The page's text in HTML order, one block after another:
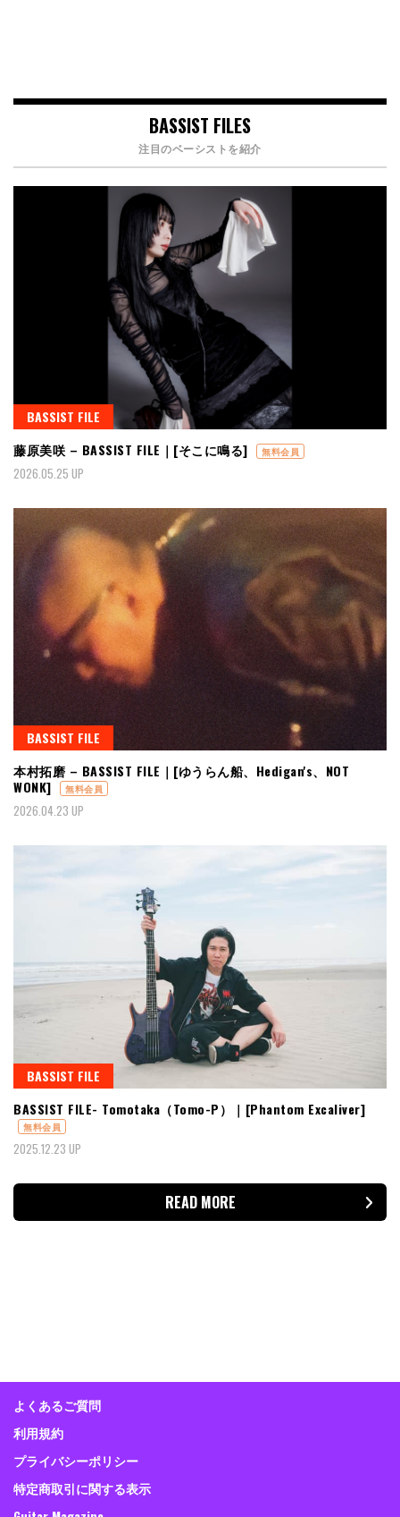
BASSIST FILES
注目のベーシストを紹介
BASSIST FILE
藤原美咲 – BASSIST FILE｜[そこに鳴る]
無料会員
2026.05.25 UP
BASSIST FILE
本村拓磨 – BASSIST FILE｜[ゆうらん船、Hedigan's、NOT
WONK]
無料会員
2026.04.23 UP
BASSIST FILE
BASSIST FILE- Tomotaka（Tomo-P）｜[Phantom Excaliver]
無料会員
2025.12.23 UP
READ MORE
よくあるご質問
利用規約
プライバシーポリシー
特定商取引に関する表示